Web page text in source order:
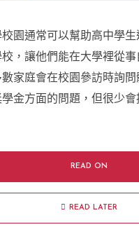
園通常可以幫助高中學
校，讓他們能在大學裡從
家庭會在校園參訪時詢
金方面的問題，但很少
READ ON
READ LATER